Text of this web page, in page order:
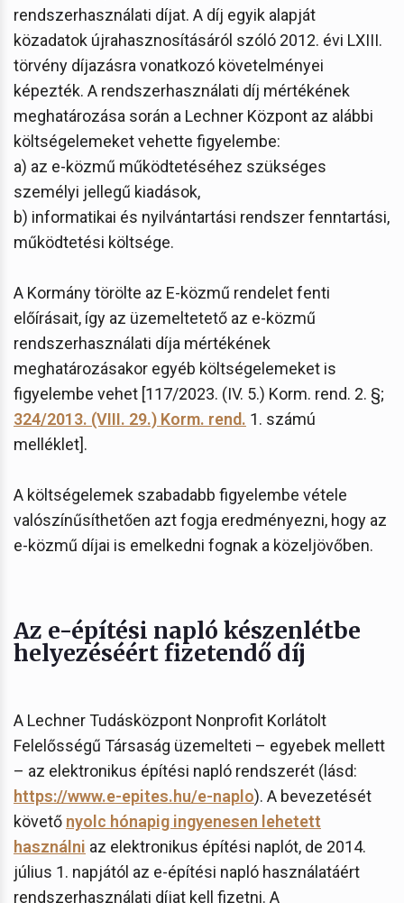
rendszerhasználati díjat. A díj egyik alapját
közadatok újrahasznosításáról szóló 2012. évi LXIII.
törvény díjazásra vonatkozó követelményei
képezték. A rendszerhasználati díj mértékének
meghatározása során a Lechner Központ az alábbi
költségelemeket vehette figyelembe:
a) az e-közmű működtetéséhez szükséges
személyi jellegű kiadások,
b) informatikai és nyilvántartási rendszer fenntartási,
működtetési költsége.
A Kormány törölte az E-közmű rendelet fenti
előírásait, így az üzemeltetető az e-közmű
rendszerhasználati díja mértékének
meghatározásakor egyéb költségelemeket is
figyelembe vehet [117/2023. (IV. 5.) Korm. rend. 2. §;
324/2013. (VIII. 29.) Korm. rend. 1. számú
melléklet].
A költségelemek szabadabb figyelembe vétele
valószínűsíthetően azt fogja eredményezni, hogy az
e-közmű díjai is emelkedni fognak a közeljövőben.
Az e-építési napló készenlétbe
helyezéséért fizetendő díj
A Lechner Tudásközpont Nonprofit Korlátolt
Felelősségű Társaság üzemelteti – egyebek mellett
– az elektronikus építési napló rendszerét (lásd:
https://www.e-epites.hu/e-naplo). A bevezetését
követő nyolc hónapig ingyenesen lehetett
használni az elektronikus építési naplót, de 2014.
július 1. napjától az e-építési napló használatáért
rendszerhasználati díjat kell fizetni. A